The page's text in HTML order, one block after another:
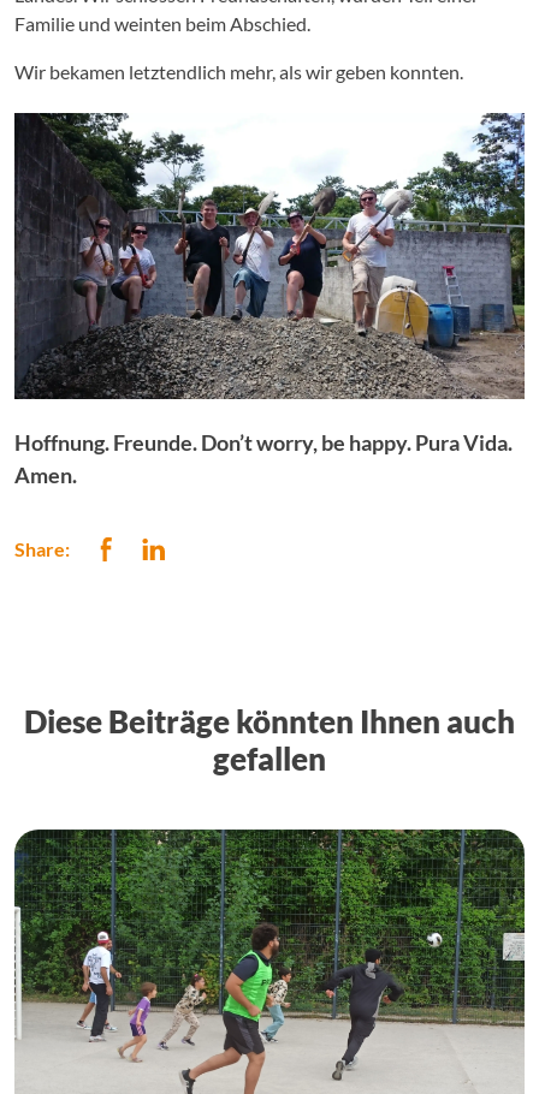
Familie und weinten beim Abschied.
Wir bekamen letztendlich mehr, als wir geben konnten.
Hoffnung. Freunde. Don’t worry, be happy. Pura Vida.
Amen.
Share:
Diese Beiträge könnten Ihnen auch
gefallen